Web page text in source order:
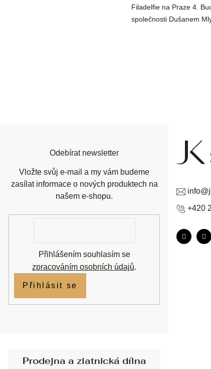
Filadelfie na Praze 4.
společnosti Dušanem
info@
+420
Odebírat newsletter
Vložte svůj e-mail a my vám budeme
zasílat informace o nových produktech na
našem e-shopu.
Přihlášením souhlasím se
zpracováním osobních údajů.
Přihlásit se
Prodejna a zlatnická dílna